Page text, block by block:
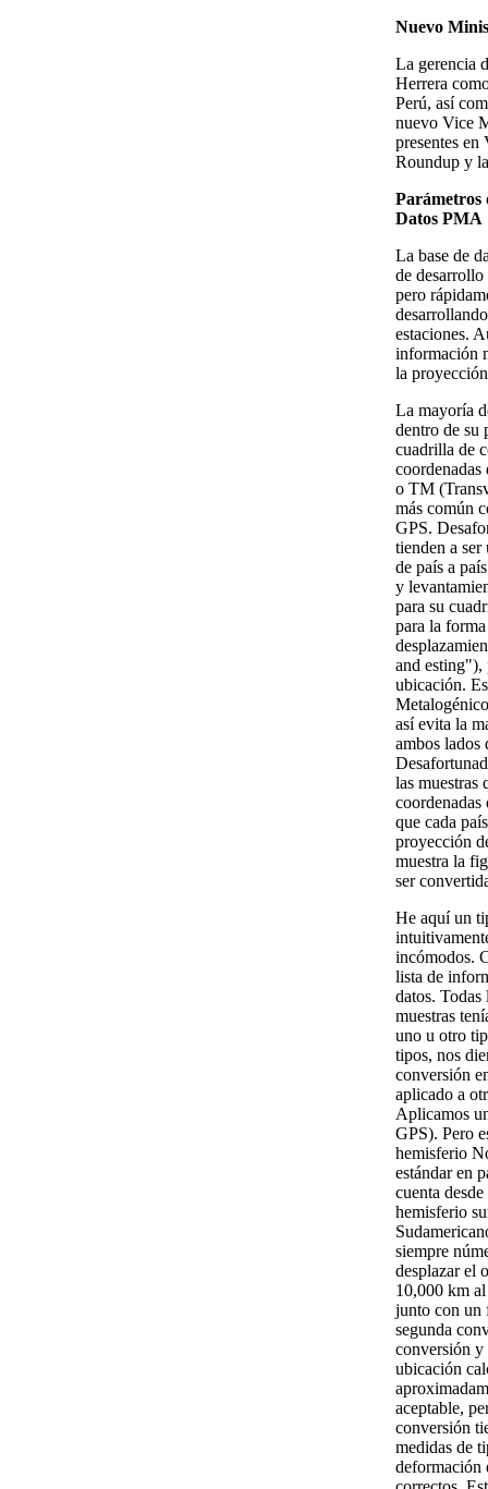
Nuevo
La gerencia
Herrera
Perú, así
nuevo Vice
presentes
Roundup y
Parámetros
Datos PMA
La base de
de desarrollo
pero
estaciones.
información
la
La mayoría
dentro de su
cuadrilla de
o TM
más común
GPS.
tienden a
de país a
y
para su
para la
and esting"),
ubicación.
así evita la
ambos lados
las muestras
coordenadas
que cada
proyección
muestra la
ser
He aquí un
incómodos.
lista de
datos. Todas
muestras
uno u otro
tipos, nos
conversión
aplicado a
Aplicamos
GPS). Pero
hemisferio
estándar en
cuenta
hemisferio
siempre
desplazar el
10,000 km
junto con un
segunda
conversión y
ubicación
aceptable,
conversión
medidas de
deformación